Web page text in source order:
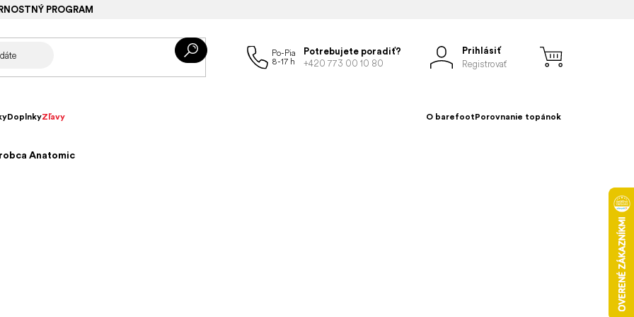
PROGRAM
Potrebujete poradiť?
+420 773 00 10 80
Prihlásiť
Registrovať
DoplnkyZľavy O barefootPorovnanie topánok
Anatomic